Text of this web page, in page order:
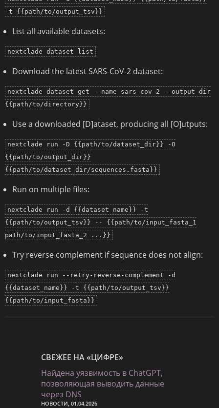
-t {{path/to/output_tsv}}
List all available datasets:
nextclade dataset list
Download the latest SARS-CoV-2 dataset:
nextclade dataset get --name sars-cov-2 --output-dir
{{path/to/directory}}
Use a downloaded [D]ataset, producing all [O]utputs:
nextclade run -D {{path/to/dataset_dir}} -O
{{path/to/output_dir}}
{{path/to/dataset_dir/sequences.fasta}}
Run on multiple files:
nextclade run -d {{dataset_name}} -t
{{path/to/output_tsv}} -- {{path/to/input_fasta_1
path/to/input_fasta_2 ...}}
Try reverse complement if sequence does not align:
nextclade run --retry-reverse-complement -d
{{dataset_name}} -t {{path/to/output_tsv}}
{{path/to/input_fasta}}
СВЕЖЕЕ НА «ЦИФРЕ»
Найдена уязвимость в ChatGPT,
позволяющая выводить данные
через DNS
НОВОСТИ, 01.04.2026